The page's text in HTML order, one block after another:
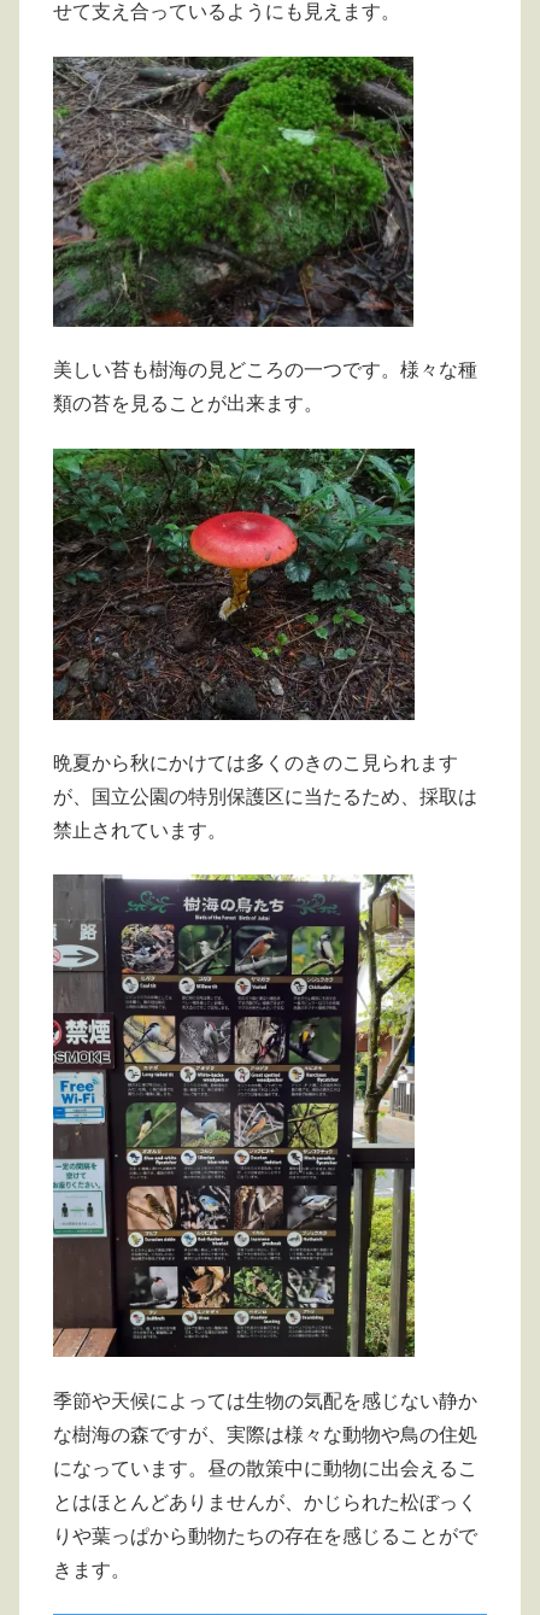
せて支え合っているようにも見えます。
美しい苔も樹海の見どころの一つです。様々な種
類の苔を見ることが出来ます。
晩夏から秋にかけては多くのきのこ見られます
が、国立公園の特別保護区に当たるため、採取は
禁止されています。
季節や天候によっては生物の気配を感じない静か
な樹海の森ですが、実際は様々な動物や鳥の住処
になっています。昼の散策中に動物に出会えるこ
とはほとんどありませんが、かじられた松ぼっく
りや葉っぱから動物たちの存在を感じることがで
きます。